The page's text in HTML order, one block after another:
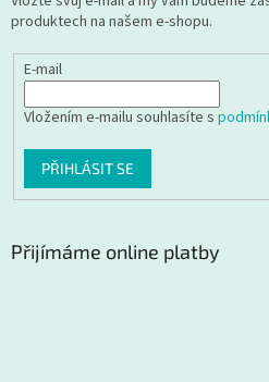
produktech na našem e-shopu.
E-mail
Vložením e-mailu souhlasíte s
PŘIHLÁSIT SE
Přijímáme online platby